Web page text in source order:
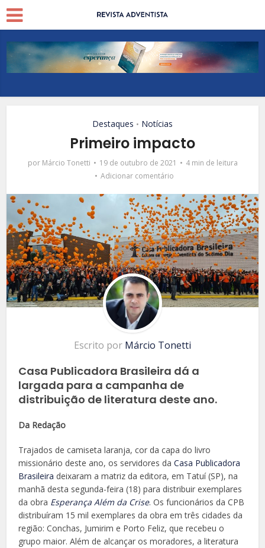
Destaques • Notícias
Primeiro impacto
por Márcio Tonetti 19 de outubro de 2021
4 min de leitura
Adicionar comentário
Escrito por Márcio Tonetti
Casa Publicadora Brasileira dá a
largada para a campanha de
distribuição de literatura deste ano.
Da Redação
Trajados de camiseta laranja, cor da capa do livro
missionário deste ano, os servidores daCasa Publicadora
Brasileira deixaram a matriz da editora, em Tatuí (SP), na
manhã desta segunda-feira (18) para distribuir exemplares
da obra Esperança Além da Crise. Os funcionários da CPB
distribuíram 15 mil exemplares da obra em três cidades da
região: Conchas, Jumirim e Porto Feliz, que recebeu o
grupo maior. Além de alcançar os moradores, a literatura